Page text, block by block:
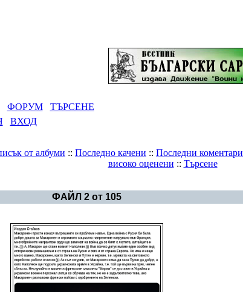
ФОРУМ
ТЪРСЕНЕ
ВХОД
от албуми :: Последно качени :: Последни коментари
високо оценени :: Търсене
ФАЙЛ 2 от 105